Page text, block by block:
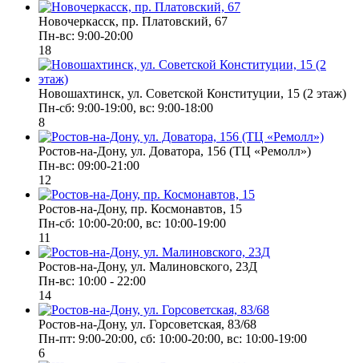
Новочеркасск, пр. Платовский, 67
Пн-вс: 9:00-20:00
18
Новошахтинск, ул. Советской Конституции, 15 (2 этаж)
Пн-сб: 9:00-19:00, вс: 9:00-18:00
8
Ростов-на-Дону, ул. Доватора, 156 (ТЦ «Ремолл»)
Пн-вс: 09:00-21:00
12
Ростов-на-Дону, пр. Космонавтов, 15
Пн-сб: 10:00-20:00, вс: 10:00-19:00
11
Ростов-на-Дону, ул. Малиновского, 23Д
Пн-вс: 10:00 - 22:00
14
Ростов-на-Дону, ул. Горсоветская, 83/68
Пн-пт: 9:00-20:00, сб: 10:00-20:00, вс: 10:00-19:00
6